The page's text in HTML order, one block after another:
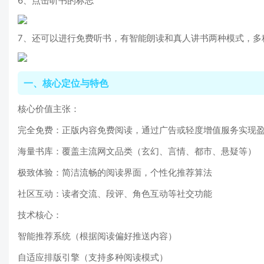
7、还可以进行免费听书，有智能朗读和真人讲书两种模式，
一、核心定位与特色
核心价值主张：
完全免费：正版内容免费阅读，通过广告或轻度增值服务实现
海量书库：覆盖主流网文品类（玄幻、言情、都市、悬疑等）
极致体验：简洁流畅的阅读界面，个性化推荐算法
社区互动：读者交流、段评、角色互动等社交功能
技术核心：
智能推荐系统（根据阅读偏好推送内容）
自适应排版引擎（支持多种阅读模式）